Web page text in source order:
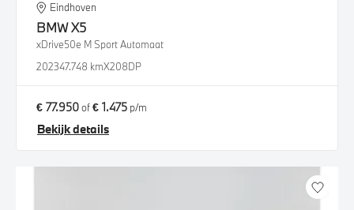
Eindhoven
BMWX5
xDrive50e M Sport Automaat
202347.748 kmX208DP
€ 77.950of€ 1.475 p/m
Bekijk details